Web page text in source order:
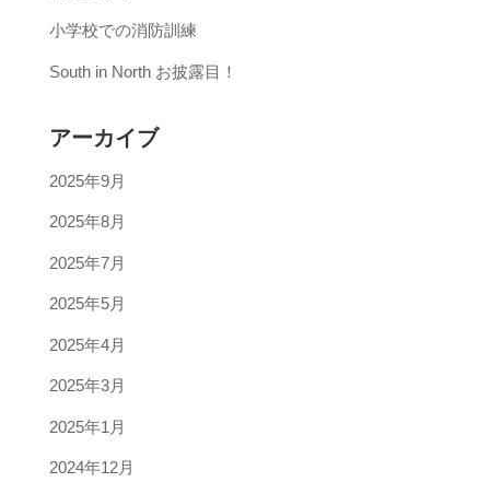
小学校での消防訓練
South in North お披露目！
アーカイブ
2025年9月
2025年8月
2025年7月
2025年5月
2025年4月
2025年3月
2025年1月
2024年12月